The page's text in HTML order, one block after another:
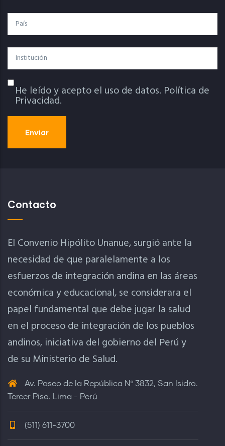
País
Institución
Política De Privacidad
He leído y acepto el uso de datos. Política de
Privacidad.
Contacto
El Convenio Hipólito Unanue, surgió ante la
necesidad de que paralelamente a los
esfuerzos de integración andina en las áreas
económica y educacional, se considerara el
papel fundamental que debe jugar la salud
en el proceso de integración de los pueblos
andinos, iniciativa del gobierno del Perú y
de su Ministerio de Salud.
Av. Paseo de la República Nº 3832, San Isidro.
Tercer Piso. Lima - Perú
(511) 611-3700